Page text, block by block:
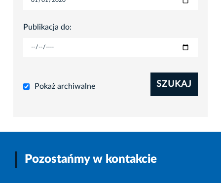
Publikacja do:
Pokaż archiwalne SZUKAJ
Pozostańmy w kontakcie